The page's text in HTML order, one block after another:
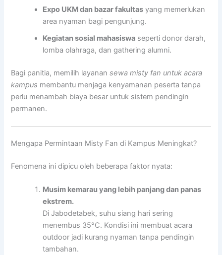
Expo UKM dan bazar fakultas yang memerlukan
area nyaman bagi pengunjung.
Kegiatan sosial mahasiswa seperti donor darah,
lomba olahraga, dan gathering alumni.
Bagi panitia, memilih layanansewa misty fan untuk acara
kampus membantu menjaga kenyamanan peserta tanpa
perlu menambah biaya besar untuk sistem pendingin
permanen.
Mengapa Permintaan Misty Fan di Kampus Meningkat?
Fenomena ini dipicu oleh beberapa faktor nyata:
Musim kemarau yang lebih panjang dan panas
ekstrem.
Di Jabodetabek, suhu siang hari sering
menembus 35°C. Kondisi ini membuat acara
outdoor jadi kurang nyaman tanpa pendingin
tambahan.